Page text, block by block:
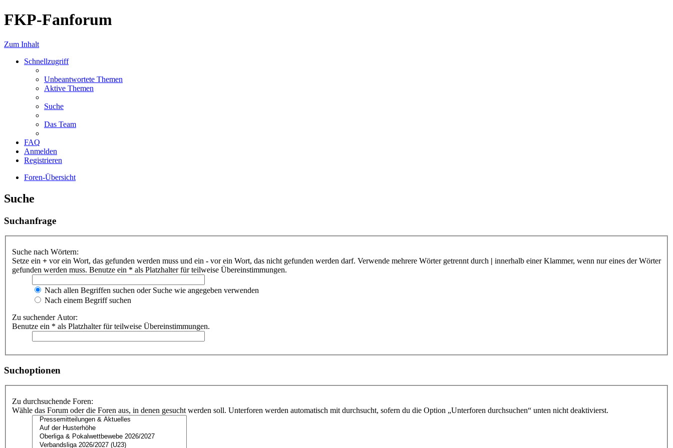
FKP-Fanforum
Zum Inhalt
Schnellzugriff
Unbeantwortete Themen
Aktive Themen
Suche
Das Team
FAQ
Anmelden
Registrieren
Foren-Übersicht
Suche
Suchanfrage
Suche nach Wörtern:
Setze ein + vor ein Wort, das gefunden werden muss und ein - vor ein Wort, das nicht gefunden werden darf. Verwende mehrere Wörter getrennt durch | innerhalb einer Klammer, wenn nur eines der Wörter
gefunden werden muss. Benutze ein * als Platzhalter für teilweise Übereinstimmungen.
Nach allen Begriffen suchen oder Suche wie angegeben verwenden
Nach einem Begriff suchen
Zu suchender Autor:
Benutze ein * als Platzhalter für teilweise Übereinstimmungen.
Suchoptionen
Zu durchsuchende Foren:
Wähle das Forum oder die Foren aus, in denen gesucht werden soll. Unterforen werden automatisch mit durchsucht, sofern du die Option „Unterforen durchsuchen“ unten nicht deaktivierst.